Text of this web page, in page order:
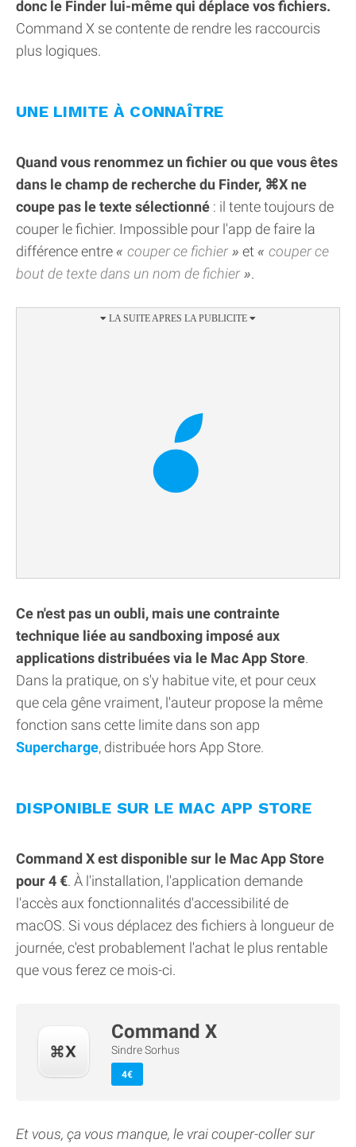
donc le Finder lui-même qui déplace vos fichiers.
Command X se contente de rendre les raccourcis
plus logiques.
UNE LIMITE À CONNAÎTRE
Quand vous renommez un fichier ou que vous êtes
dans le champ de recherche du Finder, ⌘X ne
coupe pas le texte sélectionné : il tente toujours de
couper le fichier. Impossible pour l'app de faire la
différence entre
couper ce fichier et
couper ce
bout de texte dans un nom de fichier
.
Ce n'est pas un oubli, mais une contrainte
technique liée au sandboxing imposé aux
applications distribuées via le Mac App Store.
Dans la pratique, on s'y habitue vite, et pour ceux
que cela gêne vraiment, l'auteur propose la même
fonction sans cette limite dans son app
Supercharge, distribuée hors App Store.
DISPONIBLE SUR LE MAC APP STORE
Command X est disponible sur le Mac App Store
pour 4 €. À l'installation, l'application demande
l'accès aux fonctionnalités d'accessibilité de
macOS. Si vous déplacez des fichiers à longueur de
journée, c'est probablement l'achat le plus rentable
que vous ferez ce mois-ci.
Command X
Sindre Sorhus
4€
Et vous, ça vous manque, le vrai couper-coller sur